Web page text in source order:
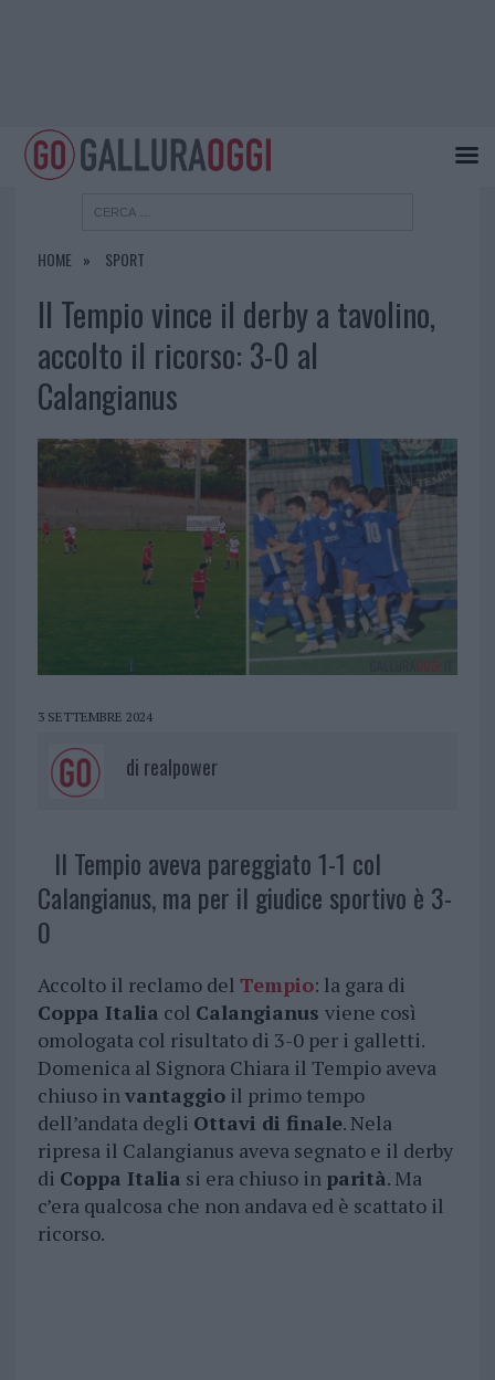
HOME SPORT
Il Tempio vince il derby a tavolino,
accolto il ricorso: 3-0 al
Calangianus
3 SETTEMBRE 2024
di realpower
Il Tempio aveva pareggiato 1-1 col
Calangianus, ma per il giudice sportivo è 3-
0
Accolto il reclamo del Tempio: la gara di
Coppa Italia col Calangianus viene così
omologata col risultato di 3-0 per i galletti.
Domenica al Signora Chiara il Tempio aveva
chiuso invantaggioil primo tempo
dell’andata degli Ottavi di finale. Nela
ripresa il Calangianus aveva segnato e il derby
di Coppa Italia si era chiuso in parità. Ma
c’era qualcosa che non andava ed è scattato il
ricorso.